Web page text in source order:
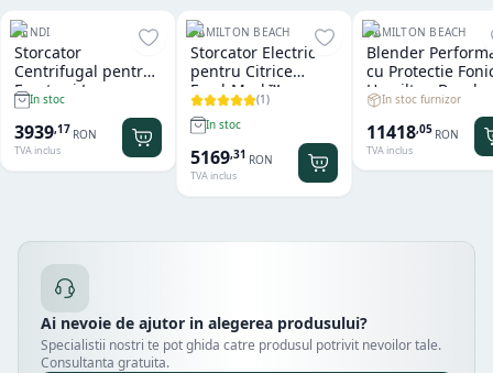
HENDI
Storcator
Centrifugal pentru
Fructe si Legume
Hendi
In stoc
3939,17 RON
TVA inclus
HAMILTON BEACH
Storcator Electric
pentru Citrice
FreshMark™
Hamilton Beach
(1)
In stoc
5169,31 RON
TVA inclus
HAMILTON BEACH
Blender
cu Protectie
Hamilton Beach
Summit® Edge
In stoc furnizor
11418,05 RON
TVA inclus
Ai nevoie de ajutor in alegerea produsului?
Specialistii nostri te pot ghida catre produsul potrivit nevoilor tale.
Consultanta gratuita.